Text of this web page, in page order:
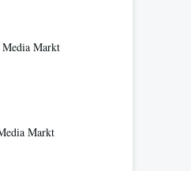
Markt
Markt